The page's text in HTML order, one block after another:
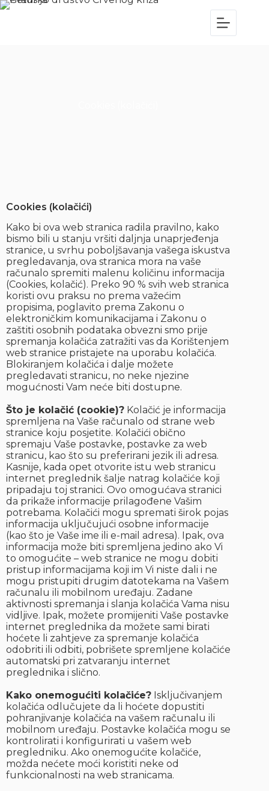
Cookies (kolačići)
Kako bi ova web stranica radila pravilno, kako
bismo bili u stanju vršiti daljnja unaprjeđenja
stranice, u svrhu poboljšavanja vašega iskustva
pregledavanja, ova stranica mora na vaše
računalo spremiti malenu količinu informacija
(Cookies, kolačić). Preko 90 % svih web stranica
koristi ovu praksu no prema važećim
propisima, poglavito prema Zakonu o
elektroničkim komunikacijama i Zakonu o
zaštiti osobnih podataka obvezni smo prije
spremanja kolačića zatražiti vas da Korištenjem
web stranice pristajete na uporabu kolačića.
Blokiranjem kolačića i dalje možete
pregledavati stranicu, no neke njezine
mogućnosti Vam neće biti dostupne.
Što je kolačić (cookie)? Kolačić je informacija
spremljena na Vaše računalo od strane web
stranice koju posjetite. Kolačići obično
spremaju Vaše postavke, postavke za web
stranicu, kao što su preferirani jezik ili adresa.
Kasnije, kada opet otvorite istu web stranicu
internet preglednik šalje natrag kolačiće koji
pripadaju toj stranici. Ovo omogućava stranici
da prikaže informacije prilagođene Vašim
potrebama. Kolačići mogu spremati širok pojas
informacija uključujući osobne informacije
(kao što je Vaše ime ili e-mail adresa). Ipak, ova
informacija može biti spremljena jedino ako Vi
to omogućite – web stranice ne mogu dobiti
pristup informacijama koji im Vi niste dali i ne
mogu pristupiti drugim datotekama na Vašem
računalu ili mobilnom uređaju. Zadane
aktivnosti spremanja i slanja kolačića Vama nisu
vidljive. Ipak, možete promijeniti Vaše postavke
internet preglednika da možete sami birati
hoćete li zahtjeve za spremanje kolačića
odobriti ili odbiti, pobrišete spremljene kolačiće
automatski pri zatvaranju internet
preglednika i slično.
Kako onemogućiti kolačiće? Isključivanjem
kolačića odlučujete da li hoćete dopustiti
pohranjivanje kolačića na vašem računalu ili
mobilnom uređaju. Postavke kolačića mogu se
kontrolirati i konfigurirati u vašem web
pregledniku. Ako onemogućite kolačiće,
možda nećete moći koristiti neke od
funkcionalnosti na web stranicama.